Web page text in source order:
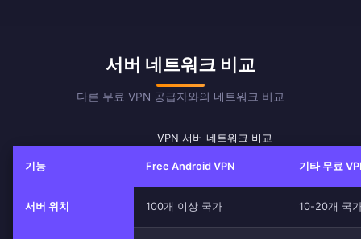
서버 네트워크 비교
다른 무료 VPN 공급자와의 네트워크 비교
VPN 서버 네트워크 비교
기능 Free Android VPN 기타 무료
서버 위치 100개 이상 국가 10-20개 국